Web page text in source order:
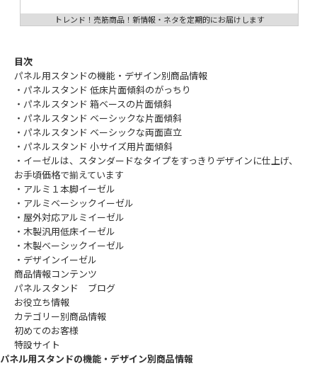
トレンド！売筋商品！新情報・ネタを定期的にお届けします
目次
パネル用スタンドの機能・デザイン別商品情報
・パネルスタンド 低床片面傾斜のがっちり
・パネルスタンド 箱ベースの片面傾斜
・パネルスタンド ベーシックな片面傾斜
・パネルスタンド ベーシックな両面直立
・パネルスタンド 小サイズ用片面傾斜
・イーゼルは、スタンダードなタイプをすっきりデザインに仕上げ、
お手頃価格で揃えています
・アルミ１本脚イーゼル
・アルミベーシックイーゼル
・屋外対応アルミイーゼル
・木製汎用低床イーゼル
・木製ベーシックイーゼル
・デザインイーゼル
商品情報コンテンツ
パネルスタンド ブログ
お役立ち情報
カテゴリー別商品情報
初めてのお客様
特設サイト
パネル用スタンドの機能・デザイン別商品情報